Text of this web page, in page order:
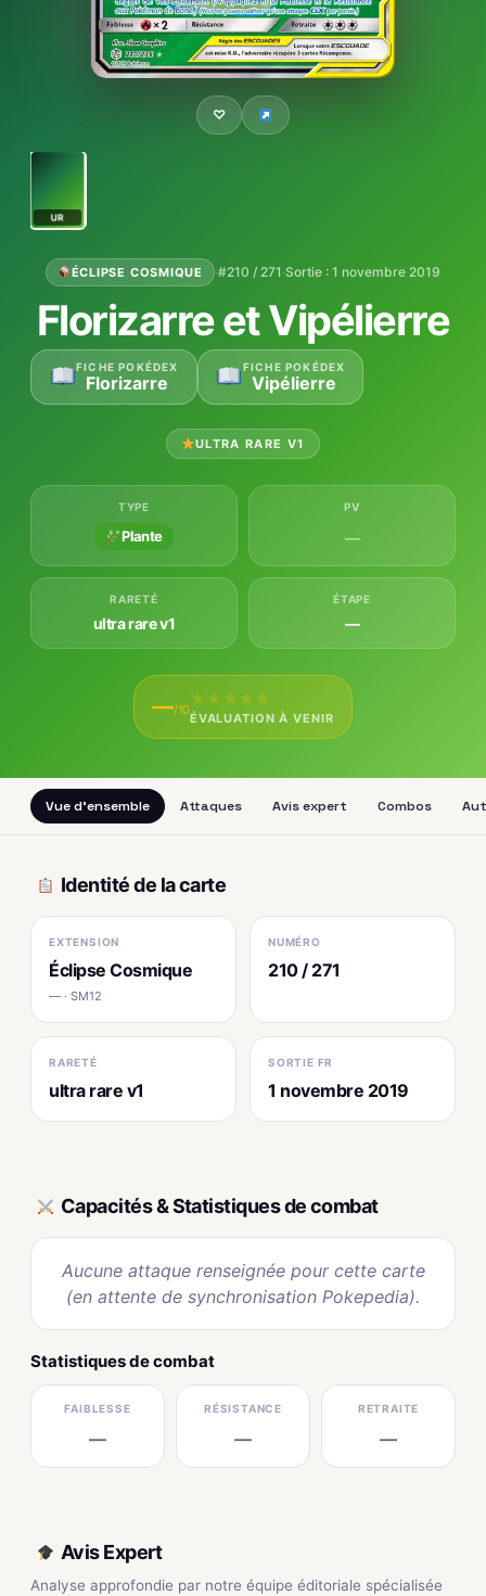
♡
UR
ÉCLIPSE COSMIQUE ·#210 / 271 ·Sortie : 1 novembre 2019
Florizarre et Vipélierre
FICHE POKÉDEX
Florizarre
FICHE POKÉDEX
Vipélierre
ULTRA RARE V1
TYPE
Plante
PV
—
RARETÉ
ultra rare v1
ÉTAPE
—
—/10
★ ★ ★ ★ ★
ÉVALUATION À VENIR
Vue d'ensemble Attaques Avis expert Combos
Identité de la carte
EXTENSION
Éclipse Cosmique
— · SM12
NUMÉRO
210 / 271
RARETÉ
ultra rare v1
SORTIE FR
1 novembre 2019
Capacités & Statistiques de combat
Aucune attaque renseignée pour cette carte
(en attente de synchronisation Pokepedia).
Statistiques de combat
FAIBLESSE
—
RÉSISTANCE
—
RETRAITE
—
Avis Expert
Analyse approfondie par notre équipe éditoriale spécialisée